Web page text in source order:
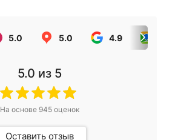
5.0 5.0 4.9
5.0 из 5
На основе 945оценок
Оставить отзыв